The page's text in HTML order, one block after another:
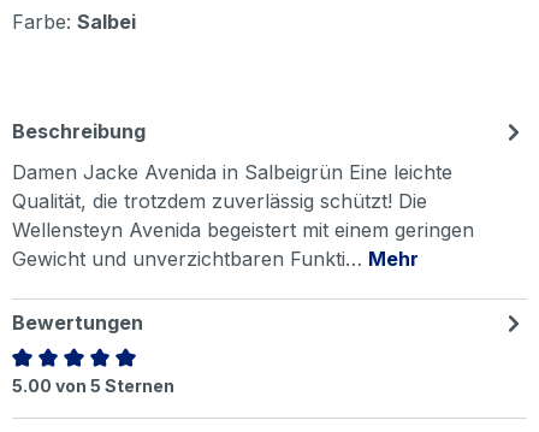
Farbe: Salbei
Beschreibung
Damen Jacke Avenida in Salbeigrün Eine leichte
Qualität, die trotzdem zuverlässig schützt! Die
Wellensteyn Avenida begeistert mit einem geringen
Gewicht und unverzichtbaren Funkti… Mehr
Bewertungen
Durchschnittliche Bewertung von 5 von 5 Sternen
5.00 von 5 Sternen